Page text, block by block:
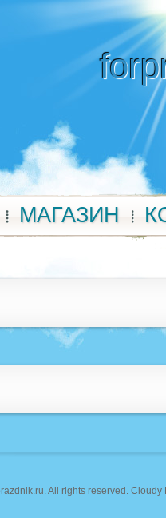
МАГАЗИН
. All rights reserved.